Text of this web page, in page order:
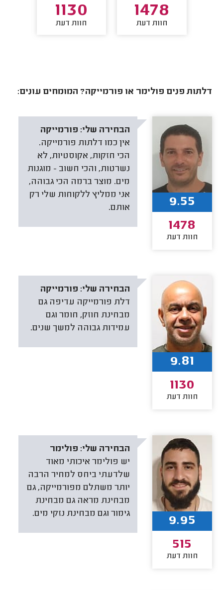
1478
חוות דעת
1130
חוות דעת
דלתות פנים פולימר או פורמייקה? המומחים עונים:
הבחירה שלי: פורמייקה
אין כמו דלתות פורמייקה.
הכי חזקות, אקוסטיות, לא
נשרטות, והכי חשוב - מוגנות
מים. מוצר ברמה הכי גבוהה,
אני ממליץ ללקוחות שלי רק
אותם.
9.55
1478
חוות דעת
הבחירה שלי: פורמייקה
דלת פורמייקה עדיפה גם
מבחינת חוזק, חומר וגם
עמידות גבוהה למשך שנים.
9.81
1130
חוות דעת
הבחירה שלי: פולימר
יש פולימר איכותי מאוד
שלדעתי ביחס למחיר הרבה
יותר משתלם מפורמייקה, גם
מבחינת מראה גם מבחינת
גימור וגם מבחינת נזקי מים.
9.95
515
חוות דעת